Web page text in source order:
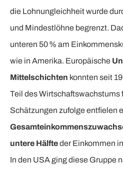
die Lohnungleichheit wurde
und Mindestlöhne begrenzt.
unteren 50 % am
wie in Amerika. Europäische
Mittelschichten konnten seit
Teil des Wirtschaftswachstums
Schätzungen zufolge entfielen
untere Hälfteder Einkommen
In den USA ging diese Gruppe